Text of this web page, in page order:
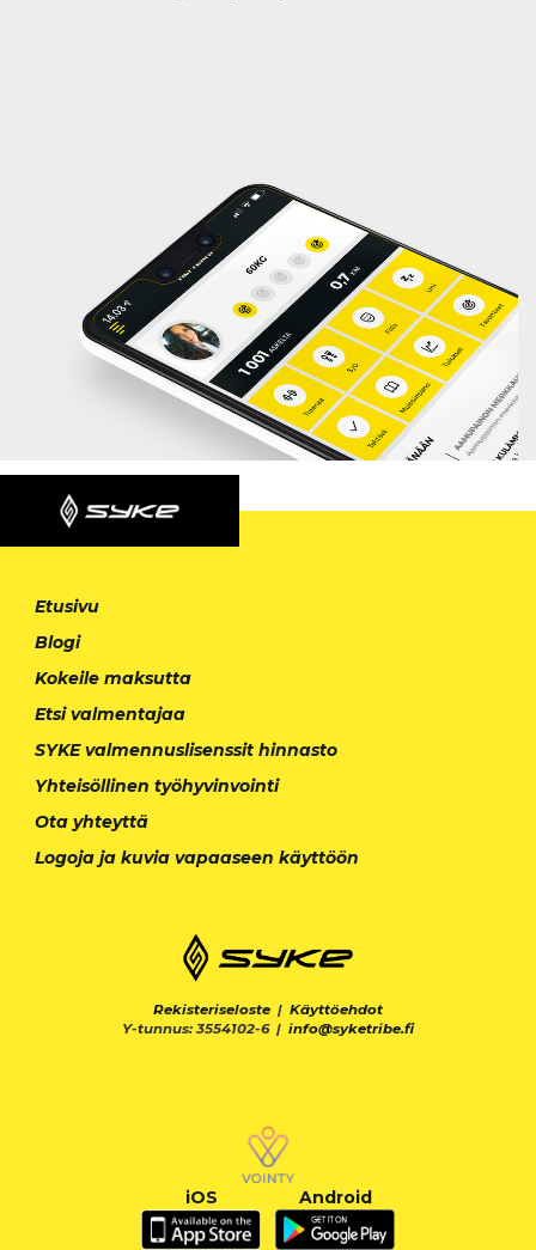
Etusivu
Blogi
Kokeile maksutta
Etsi valmentajaa
SYKE valmennuslisenssit hinnasto
Yhteisöllinen työhyvinvointi
Ota yhteyttä
Logoja ja kuvia vapaaseen käyttöön
Rekisteriseloste | Käyttöehdot
Y-tunnus: 3554102-6 | info@syketribe.fi
iOS Android